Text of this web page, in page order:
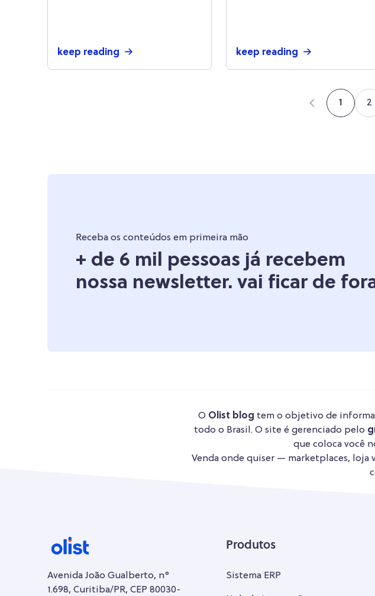
keep reading keep reading
1 2
Receba os conteúdos em primeira mão
+ de 6 mil pessoas já recebem
nossa newsletter. vai ficar de
O Olist blog tem o objetivo de
todo o Brasil. O site é gerenciado pelo
que coloca você
Venda onde quiser — marketplaces,
Avenida João Gualberto, n°
1.698, Curitiba/PR, CEP 80030-
Produtos
Sistema ERP